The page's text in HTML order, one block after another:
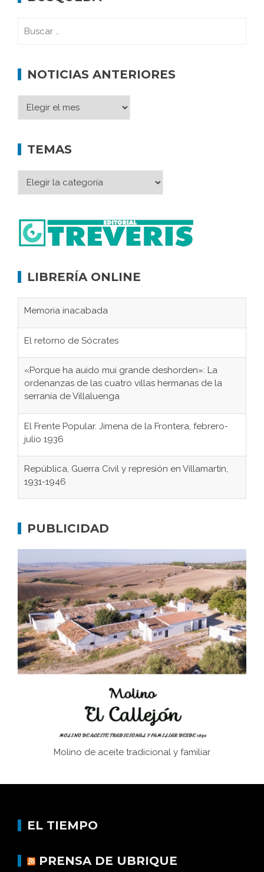
NOTICIAS ANTERIORES
TEMAS
LIBRERÍA ONLINE
Memoria inacabada
El retorno de Sócrates
«Porque ha auido mui grande deshorden»: La
ordenanzas de las cuatro villas hermanas de la
serranía de Villaluenga
El Frente Popular. Jimena de la Frontera, febrero-
julio 1936
República, Guerra Civil y represión en Villamartín,
1931-1946
concentración nazis
Bornos
El Frente Popular. Ubrique, febrero-julio 1936
Juntar las letras. La alfabetización en el campo: del
afán de saber a la autogestión
Historia y vivencias del poblado de Los Hurones
PUBLICIDAD
Molino de aceite tradicional y familiar
EL TIEMPO
PRENSA DE UBRIQUE